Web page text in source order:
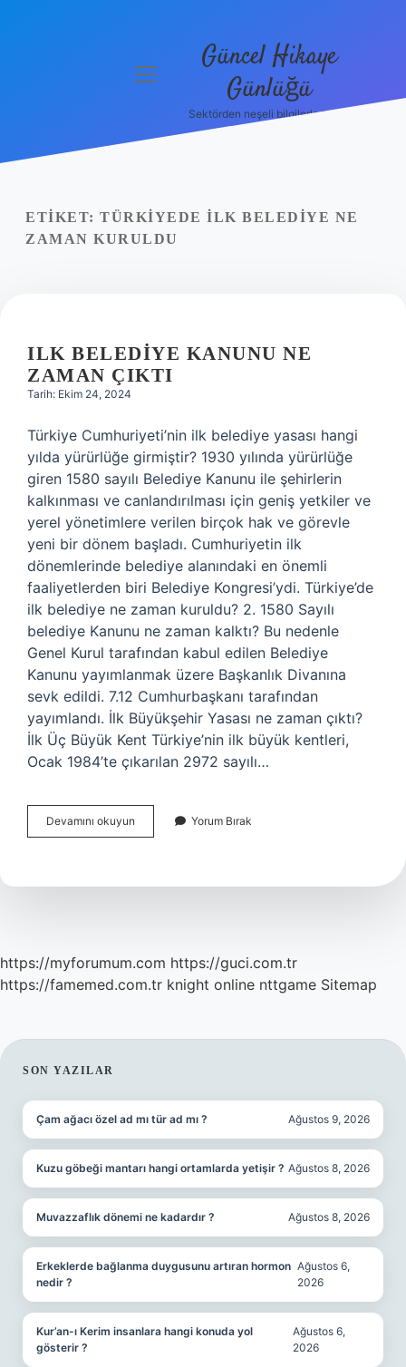
Yasal Uyarı
menüyü
Güncel Hikaye
Günlüğü
Sektörden neşeli bilgilerle tanış!
ETIKET: TÜRKIYEDE ILK BELEDIYE NE
ZAMAN KURULDU
ILK BELEDIYE KANUNU NE
ZAMAN ÇIKTI
Tarih: Ekim 24, 2024
Türkiye Cumhuriyeti’nin ilk belediye yasası hangi
yılda yürürlüğe girmiştir? 1930 yılında yürürlüğe
giren 1580 sayılı Belediye Kanunu ile şehirlerin
kalkınması ve canlandırılması için geniş yetkiler ve
yerel yönetimlere verilen birçok hak ve görevle
yeni bir dönem başladı. Cumhuriyetin ilk
dönemlerinde belediye alanındaki en önemli
faaliyetlerden biri Belediye Kongresi’ydi. Türkiye’de
ilk belediye ne zaman kuruldu? 2. 1580 Sayılı
belediye Kanunu ne zaman kalktı? Bu nedenle
Genel Kurul tarafından kabul edilen Belediye
Kanunu yayımlanmak üzere Başkanlık Divanına
sevk edildi. 7.12 Cumhurbaşkanı tarafından
yayımlandı. İlk Büyükşehir Yasası ne zaman çıktı?
İlk Üç Büyük Kent Türkiye’nin ilk büyük kentleri,
Ocak 1984’te çıkarılan 2972 ​​sayılı…
Devamını okuyun
Belediye
Zaman
Yorum Bırak
https://myforumum.com https://guci.com.tr
https://famemed.com.tr knight online nttgame Sitemap
SIDEBAR
SON YAZILAR
Çam ağacı özel ad mı tür ad mı ? Ağustos 9, 2026
Kuzu göbeği mantarı hangi ortamlarda yetişir ? Ağustos 8, 2026
Muvazzaflık dönemi ne kadardır ? Ağustos 8, 2026
Erkeklerde bağlanma duygusunu artıran hormon
nedir ?
Ağustos 6,
2026
Kur’an-ı Kerim insanlara hangi konuda yol
gösterir ?
Ağustos 6,
2026